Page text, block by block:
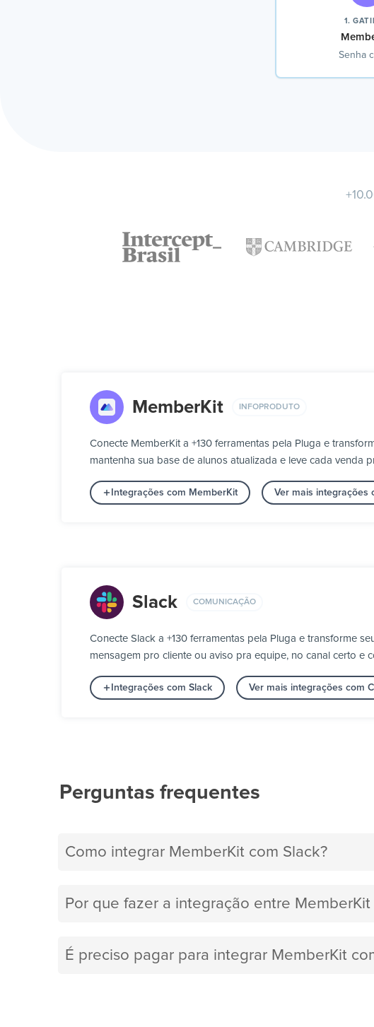
1.
Senha
MemberKit INFOPRODUTO
Conecte MemberKit a +130 ferramentas pela Pluga e
mantenha sua base de alunos atualizada e leve cada
Integrações com MemberKit Ver mais integrações
Slack COMUNICAÇÃO
Conecte Slack a +130 ferramentas pela Pluga e transforme
mensagem pro cliente ou aviso pra equipe, no canal certo e
Integrações com Slack Ver mais integrações com
Perguntas frequentes
Como integrar MemberKit com Slack?
Por que fazer a integração entre MemberKit
É preciso pagar para integrar MemberKit